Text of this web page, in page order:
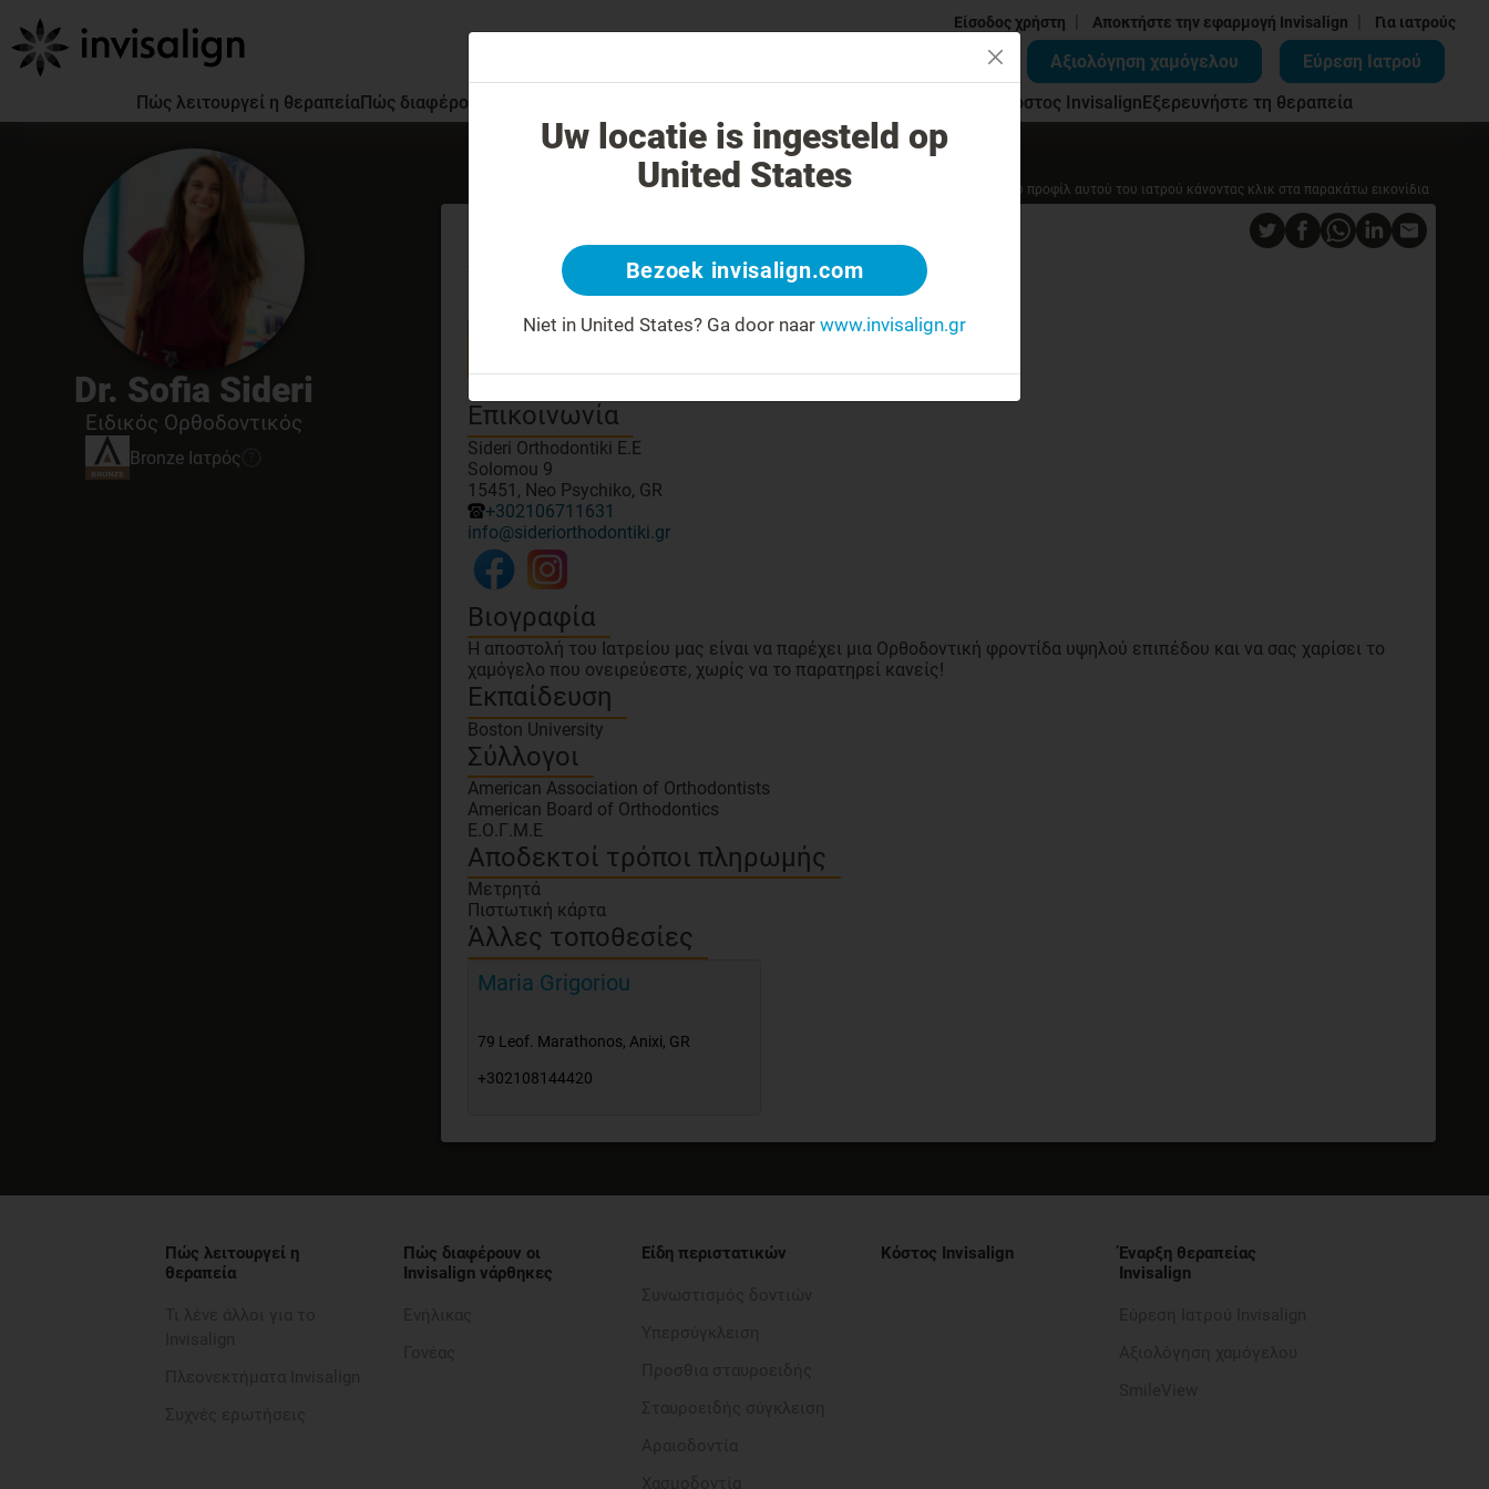
Είσοδος χρήστη Αποκτήστε την εφαρμογή Invisalign Για ιατρούς
Αξιολόγηση χαμόγελου
Εύρεση Ιατρού
Πώς λειτουργεί η θεραπείαΠώς διαφέρουν οι Invisalign νάρθηκες Κόστος InvisalignΕξερευνήστε τη θεραπεία
Dr. Sofia Sideri
Ειδικός Ορθοδοντικός
Bronze Ιατρός
Μοιραστείτε έναν σύνδεσμο του προφίλ αυτού του ιατρού κάνοντας κλικ στα παρακάτω εικονίδια
Γνωρίστε τον ιατρό σας
GDC number: SOFIASIDERI
Bronze
Ιατρός
Επικοινωνία
Sideri Orthodontiki E.E
Solomou 9
15451, Neo Psychiko, GR
+302106711631
info@sideriorthodontiki.gr
Βιογραφία
H αποστολή του Ιατρείου μας είναι να παρέχει μια Ορθοδοντική φροντίδα υψηλού επιπέδου και να σας χαρίσει το
χαμόγελο που ονειρεύεστε, χωρίς να το παρατηρεί κανείς!
Εκπαίδευση
Boston University
Σύλλογοι
American Association of Orthodontists
American Board of Orthodontics
E.Ο.Γ.Μ.Ε
Αποδεκτοί τρόποι πληρωμής
Μετρητά
Πιστωτική κάρτα
Άλλες τοποθεσίες
Μaria Grigoriou
79 Leof. Marathonos, Anixi, GR
+302108144420
Πώς λειτουργεί η
θεραπεία
Πώς διαφέρουν οι
Invisalign νάρθηκες
Είδη περιστατικών Κόστος Invisalign
Έναρξη θεραπείας
Invisalign
Uw locatie is ingesteld op
United States
Bezoek invisalign.com
Niet in United States? Ga door naar www.invisalign.gr